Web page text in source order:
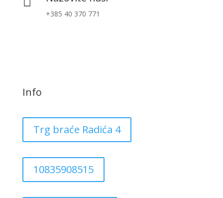
+385 40 370 771
Info
Trg braće Radića 4
10835908515